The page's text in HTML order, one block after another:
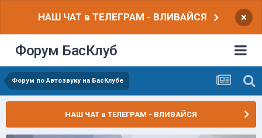
НАШ ЧАТ в ТЕЛЕГРАМ - ВЛИВАЙСЯ ×
Форум БасКлуб
Форум по Автозвуку на БасКлубе
НАШ ЧАТ в ТЕЛЕГРАМ - ВЛИВАЙСЯ